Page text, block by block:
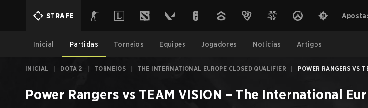
STRAFE
Inicial Partidas Torneios Equipes Jogadores Notícias Artigos
INICIAL DOTA 2 TORNEIOS THE INTERNATIONAL EUROPE CLOSED QUALIFIER POWER RANGERS VS
Power Rangers vs TEAM VISION – The International